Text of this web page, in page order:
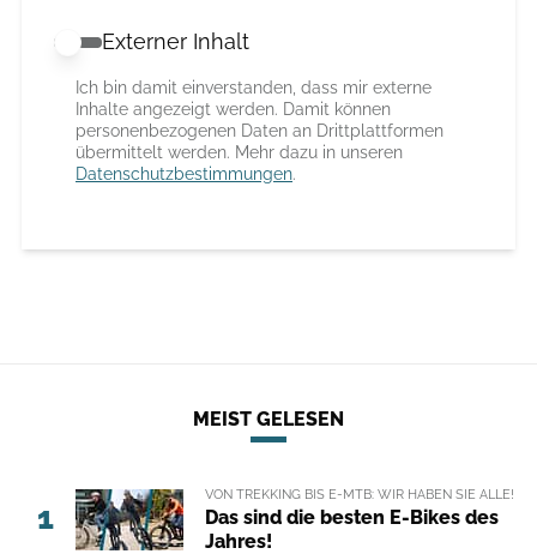
Externer Inhalt erlauben
Externer Inhalt
Ich bin damit einverstanden, dass mir externe
Inhalte angezeigt werden. Damit können
personenbezogenen Daten an Drittplattformen
übermittelt werden. Mehr dazu in unseren
Datenschutzbestimmungen.
MEIST GELESEN
1
VON TREKKING BIS E-MTB: WIR HABEN SIE ALLE!
Das sind die besten E-Bikes des
Jahres!